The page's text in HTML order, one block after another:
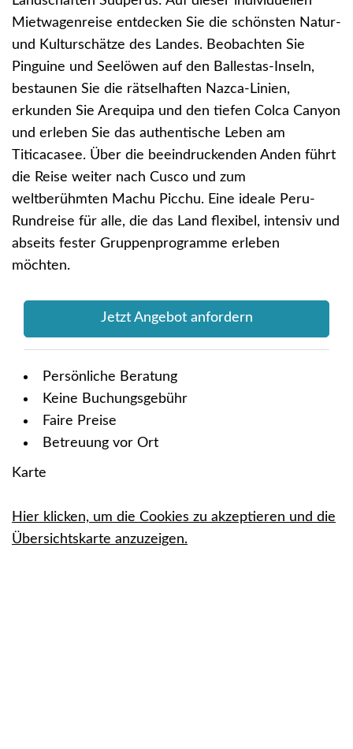
Mietwagenreise entdecken Sie die schönsten Natur-
und Kulturschätze des Landes. Beobachten Sie
Pinguine und Seelöwen auf den Ballestas-Inseln,
bestaunen Sie die rätselhaften Nazca-Linien,
erkunden Sie Arequipa und den tiefen Colca Canyon
und erleben Sie das authentische Leben am
Titicacasee. Über die beeindruckenden Anden führt
die Reise weiter nach Cusco und zum
weltberühmten Machu Picchu. Eine ideale Peru-
Rundreise für alle, die das Land flexibel, intensiv und
abseits fester Gruppenprogramme erleben
möchten.
Jetzt Angebot anfordern
Persönliche Beratung
Keine Buchungsgebühr
Faire Preise
Betreuung vor Ort
Karte
Hier klicken, um die Cookies zu akzeptieren und die
Übersichtskarte anzuzeigen.